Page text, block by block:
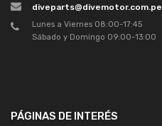
diveparts@divemotor.com.pe
Lunes a Viernes 08:00-17:45
Sábado y Domingo 09:00-13:00
PÁGINAS DE INTERÉS